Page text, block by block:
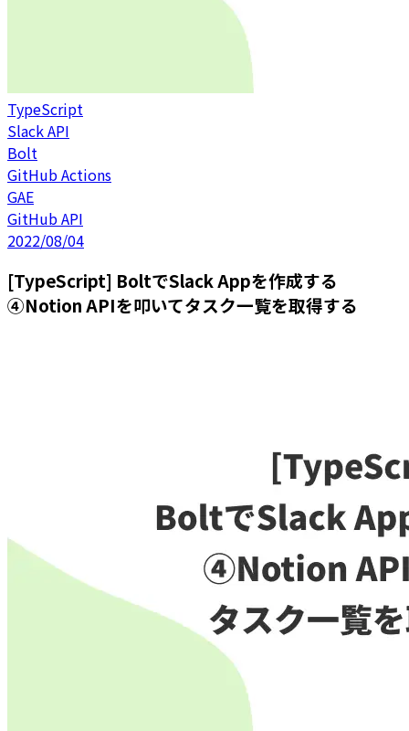
TypeScript
Slack API
Bolt
GitHub Actions
GAE
GitHub API
2022/08/04
[TypeScript] BoltでSlack Appを作成する
④Notion APIを叩いてタスク一覧を取得する